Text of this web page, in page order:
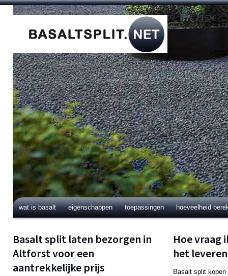
wat is basalt eigenschappen toepassingen hoeveelheid
Basalt split laten bezorgen in
Altforst voor een
aantrekkelijke prijs
Hoe vraag
het
Basalt split